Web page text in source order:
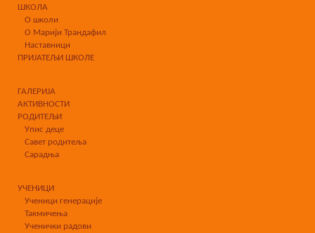
ШКОЛА
О школи
О Марији Трандафил
Наставници
ПРИЈАТЕЉИ ШКОЛЕ
ГАЛЕРИЈА
АКТИВНОСТИ
РОДИТЕЉИ
Упис деце
Савет родитеља
Сарадња
УЧЕНИЦИ
Ученици генерације
Такмичења
Ученички радови